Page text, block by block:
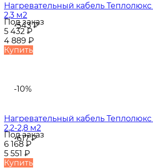
-543₽
Нагревательный кабель
2,3 м2
Под заказ
5 432₽
4 889 ₽
Купить
-10%
-617₽
Нагревательный кабель
2,2-2,8 м2
Под заказ
6 168 ₽
5 551 ₽
Купить